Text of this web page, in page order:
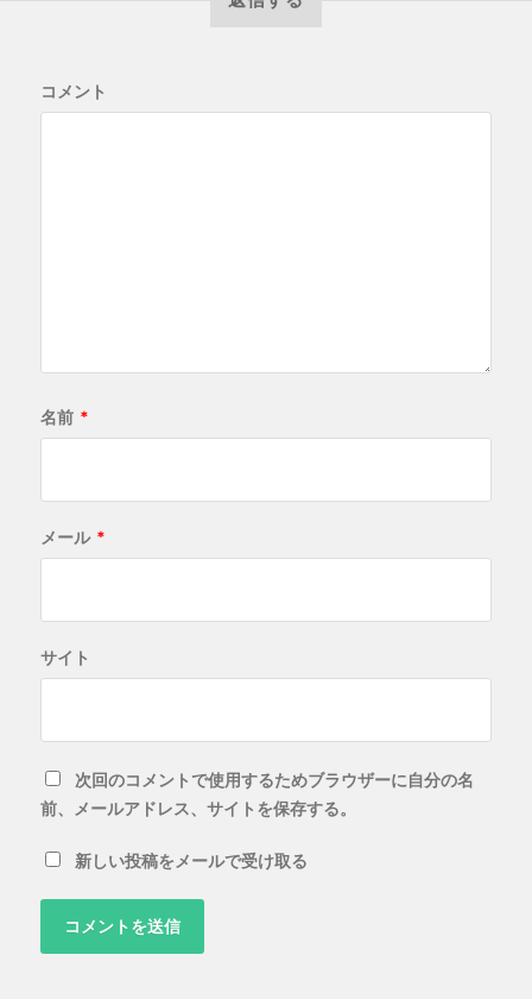
コメント
名前 *
メール *
サイト
次回のコメントで使用するためブラウザーに自分の名
前、メールアドレス、サイトを保存する。
新しい投稿をメールで受け取る